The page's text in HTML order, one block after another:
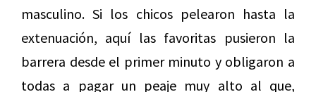
masculino. Si los chicos pelearon hasta la
extenuación, aquí las favoritas pusieron la
barrera desde el primer minuto y obligaron a
todas a pagar un peaje muy alto al que,